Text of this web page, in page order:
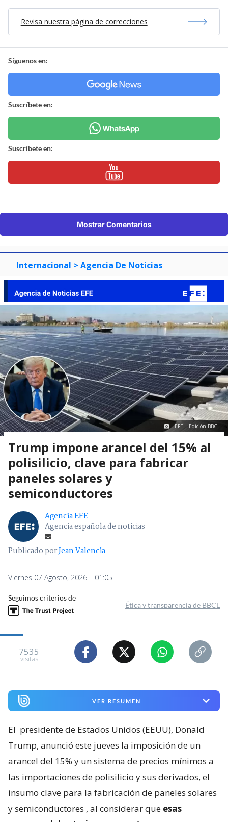
Revisa nuestra página de correcciones
Síguenos en:
Suscríbete en:
Suscríbete en:
Mostrar Comentarios
Internacional > Agencia De Noticias
EFE | Edición BBCL
Trump impone arancel del 15% al
polisilicio, clave para fabricar
paneles solares y
semiconductores
Agencia EFE
Agencia española de noticias
Publicado porJean Valencia
Viernes 07 Agosto, 2026 | 01:05
Seguimos criterios de
Ética y transparencia de BBCL
7535
visitas
VER RESUMEN
El presidente de Estados Unidos (EEUU), Donald
Trump, anunció este jueves la imposición de un
arancel del 15% y un sistema de precios mínimos a
las importaciones de polisilicio y sus derivados, el
insumo clave para la fabricación de paneles solares
y semiconductores , al considerar que esas